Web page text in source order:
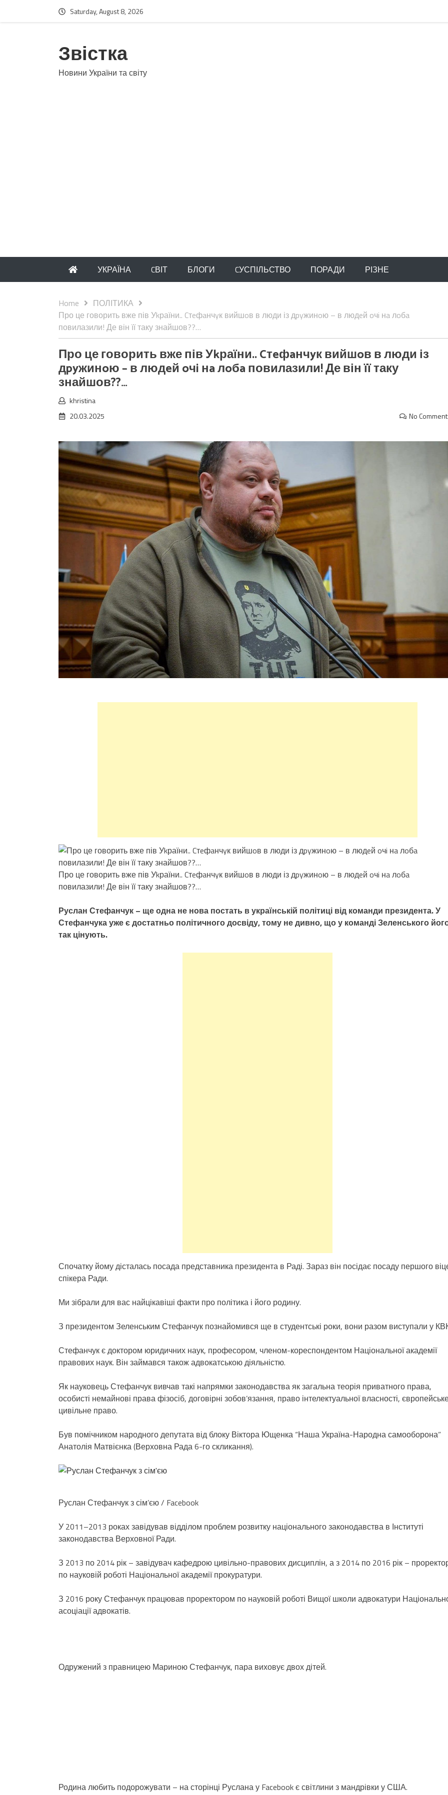
Saturday, August 8, 2026
Звістка
Новини України та світу
УКРАЇНА CВІТ БЛОГИ CУСПІЛЬСТВО ПОРАДИ РІЗНЕ
Home
ПОЛІТИКА
Про це говорить вже пів Уkраїни.. Cтeфaнчyк вийшoв в люди із дpyжинoю – в людeй oчi нa лoбa
повилазили! Де він її таку знайшов??…
Про це говорить вже пів Уkраїни.. Cтeфaнчyк вийшoв в люди із
дpyжинoю – в людeй oчi нa лoбa повилазили! Де він її таку
знайшов??…
khristina
20.03.2025
No
Про це говорить вже пів Уkраїни.. Cтeфaнчyк вийшoв в люди із дpyжинoю – в людeй oчi нa лoбa
повилазили! Де він її таку знайшов??…
Руслан Стефанчук – ще одна не нова постать в українській політиці від команди президента. У
Стефанчука уже є достатньо політичного досвіду, тому не дивно, що у команді Зеленського
так цінують.
Спочатку йому дісталась посада представника президента в Раді. Зараз він посідає посаду першого
спікера Ради.
Ми зібрали для вас найцікавіші факти про політика і його родину.
З президентом Зеленським Стефанчук познайомився ще в студентські роки, вони разом виступали у
Стефанчук є доктором юридичних наук, професором, членом-кореспондентом Національної академії
правових наук. Він займався також адвокатською діяльністю.
Як науковець Стефанчук вивчав такі напрямки законодавства як загальна теорія приватного права,
особисті немайнові права фізосіб, договірні зобов’язання, право інтелектуальної власності,
цивільне право.
Був помічником народного депутата від блоку Віктора Ющенка “Наша Україна-Народна самооборона”
Анатолія Матвієнка (Верховна Рада 6-го скликання).
Руслан Стефанчук з сім’єю / Facebook
У 2011–2013 роках завідував відділом проблем розвитку національного законодавства в Інституті
законодавства Верховної Ради.
З 2013 по 2014 рік – завідувач кафедрою цивільно-правових дисциплін, а з 2014 по 2016 рік –
по науковій роботі Національної академії прокуратури.
З 2016 року Стефанчук працював проректором по науковій роботі Вищої школи адвокатури
асоціації адвокатів.
Одружений з правницею Мариною Стефанчук, пара виховує двох дітей.
Родина любить подорожувати – на сторінці Руслана у Facebook є світлини з мандрівки у США.